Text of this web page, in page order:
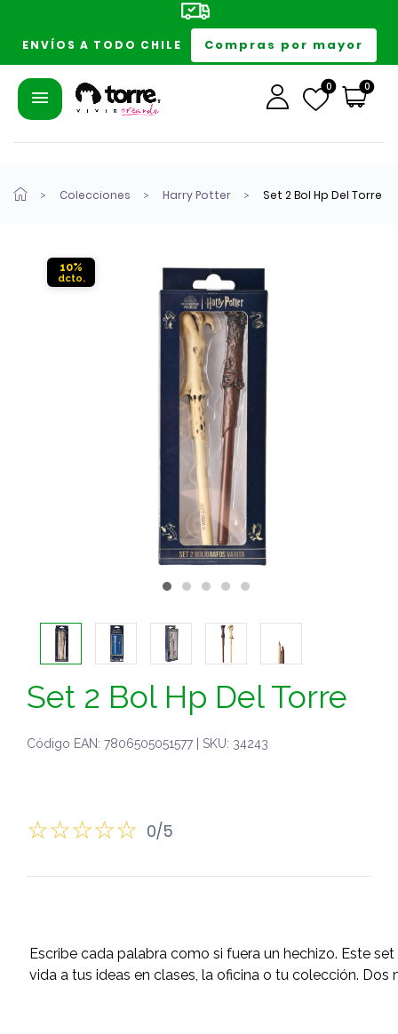
ENVÍOS A TODO CHILE Compras por mayor
0 0
Colecciones Harry Potter Set 2 Bol Hp Del Torre
10%
Set 2 Bol Hp Del Torre
Código EAN: 7806505051577 | SKU: 34243
0/5
Escribe cada palabra como si fuera un hechizo. Este
vida a tus ideas en clases, la oficina o tu colección.